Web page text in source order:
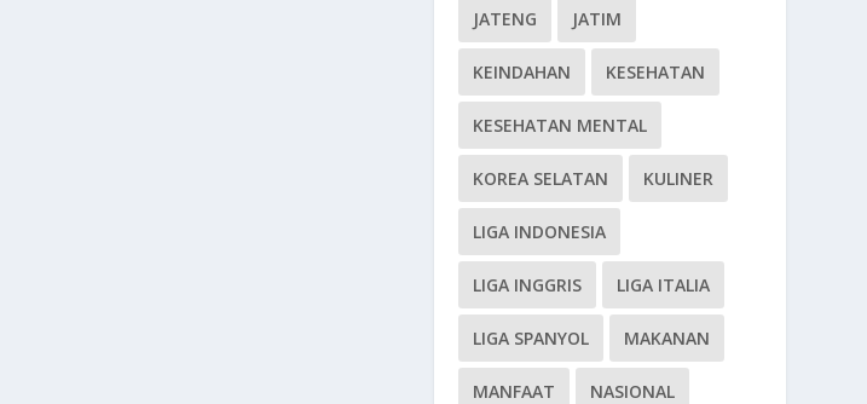
JATENG JATIM
KEINDAHAN KESEHATAN
KESEHATAN MENTAL
KOREA SELATAN KULINER
LIGA INDONESIA
LIGA INGGRIS LIGA ITALIA
LIGA SPANYOL MAKANAN
MANFAAT NASIONAL